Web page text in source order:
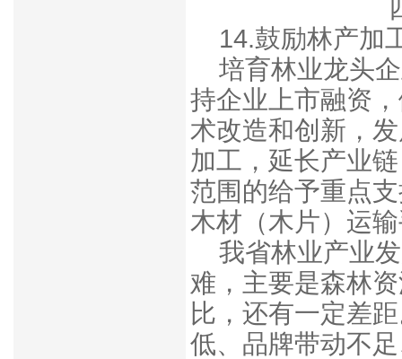
14.鼓励林产加
培育林业龙头
持企业上市融资
术改造和创新，
加工，延长产业
范围的给予重点
木材（木片）运
我省林业产业
难，主要是森林
比，还有一定差
低、品牌带动不